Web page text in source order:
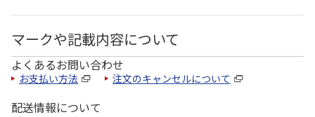
マークや記載内容について
よくあるお問い合わせ
お支払い方法 注文のキャンセルについて
配送情報について